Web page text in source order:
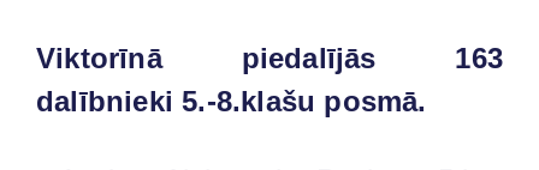
Viktorīnā piedalījās 163
dalībnieki 5.-8.klašu posmā.